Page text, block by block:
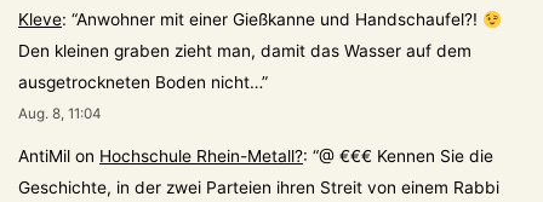
Kleve: “Anwohner mit einer Gießkanne und Handschaufel?!
Den kleinen graben zieht man, damit das Wasser auf dem
ausgetrockneten Boden nicht…”
Aug. 8, 11:04
AntiMil on Hochschule Rhein-Metall?: “@ €€€ Kennen Sie die
Geschichte, in der zwei Parteien ihren Streit von einem Rabbi